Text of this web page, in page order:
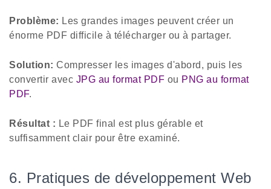
Problème: Les grandes images peuvent créer un
énorme PDF difficile à télécharger ou à partager.
Solution: Compresser les images d'abord, puis les
convertir avec JPG au format PDF ou PNG au format
PDF.
Résultat : Le PDF final est plus gérable et
suffisamment clair pour être examiné.
6. Pratiques de développement Web